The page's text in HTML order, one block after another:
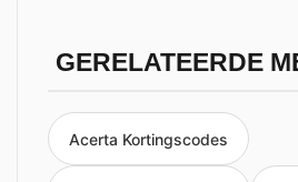
GERELATEERDE
Acerta Kortingscodes